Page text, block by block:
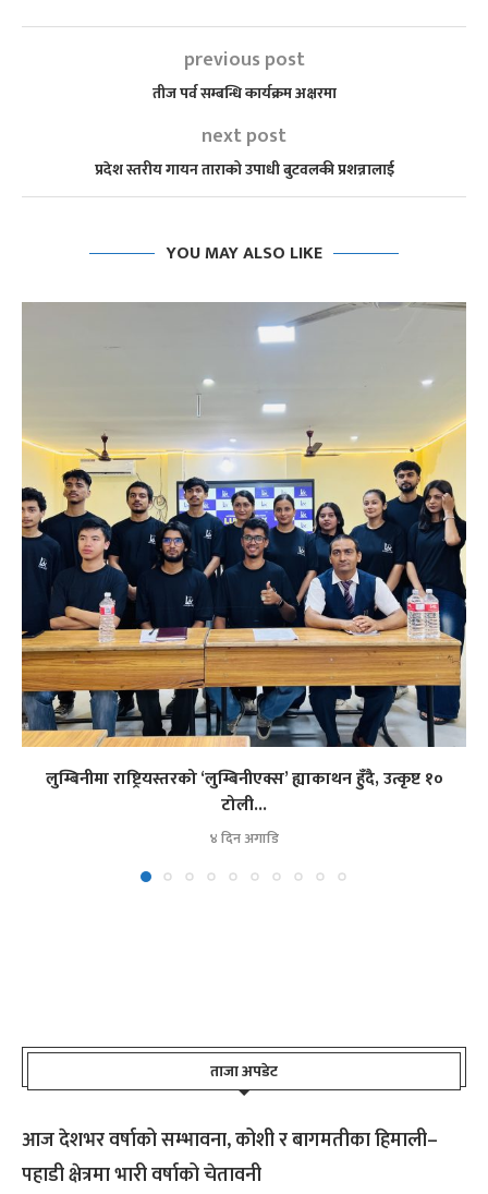
previous post
तीज पर्व सम्बन्धि कार्यक्रम अक्षरमा
next post
प्रदेश स्तरीय गायन ताराको उपाधी बुटवलकी प्रशन्नालाई
YOU MAY ALSO LIKE
लुम्बिनीमा राष्ट्रियस्तरको ‘लुम्बिनीएक्स’ ह्याकाथन हुँदै, उत्कृष्ट १०
टोली...
४ दिन अगाडि
ताजा अपडेट
आज देशभर वर्षाको सम्भावना, कोशी र बागमतीका हिमाली–
पहाडी क्षेत्रमा भारी वर्षाको चेतावनी